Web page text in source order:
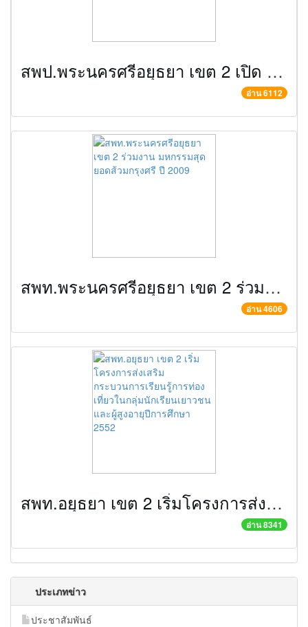
สพป.พระนครศรีอยุธยา เขต 2 เปิด “ค่ายสร้างสรรค์พัฒนาคุณภาพเด็กไทย : การศึกษาเพื่อความเป็นพลเมือง”
อ่าน 6112
สพท.พระนครศรีอยุธยา เขต 2 ร่วมงาน มหกรรมสุดยอดส้วมกรุงศรี ปี 2009
อ่าน 4606
สพท.อยุธยา เขต 2 เริ่มโครงการส่งเสริมกระบวนการเรียนรู้การท่องเที่ยวในกลุ่มนักเรียนเยาวชนและผู้สูงอายุปีการศึกษา 2552
อ่าน 8341
ประเภทข่าว
ประชาสัมพันธ์